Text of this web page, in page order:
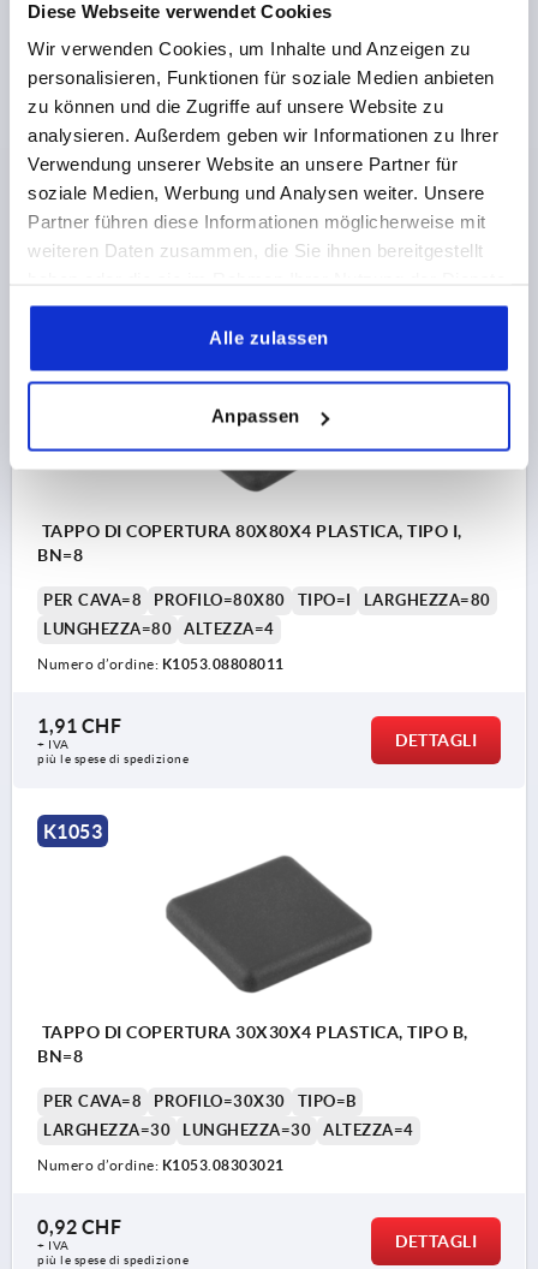
Diese Webseite verwendet Cookies
Wir verwenden Cookies, um Inhalte und Anzeigen zu
personalisieren, Funktionen für soziale Medien anbieten
zu können und die Zugriffe auf unsere Website zu
analysieren. Außerdem geben wir Informationen zu Ihrer
Verwendung unserer Website an unsere Partner für
soziale Medien, Werbung und Analysen weiter. Unsere
Partner führen diese Informationen möglicherweise mit
weiteren Daten zusammen, die Sie ihnen bereitgestellt
gesammelt haben.
Alle zulassen
Anpassen
BN=8
PER CAVA=8 PROFILO=40X80 TIPO=I
LARGHEZZA=40
LUNGHEZZA=80
ALTEZZA=4
Numero d’ordine:K1053.08408011
0,97 CHF
+ IVA
più le spese di spedizione
TAPPO DI COPERTURA 80X80X4 PLASTICA, TIPO I,
BN=8
PER CAVA=8 PROFILO=80X80 TIPO=I
LARGHEZZA=80
LUNGHEZZA=80
ALTEZZA=4
Numero d’ordine: K1053.08808011
1,91 CHF
+ IVA
più le spese di spedizione
DETTAGLI
K1053
TAPPO DI COPERTURA 30X30X4 PLASTICA, TIPO B,
BN=8
PER CAVA=8 PROFILO=30X30
TIPO=B
LARGHEZZA=30
LUNGHEZZA=30 ALTEZZA=4
Numero d’ordine: K1053.08303021
0,92 CHF
+ IVA
più le spese di spedizione
DETTAGLI